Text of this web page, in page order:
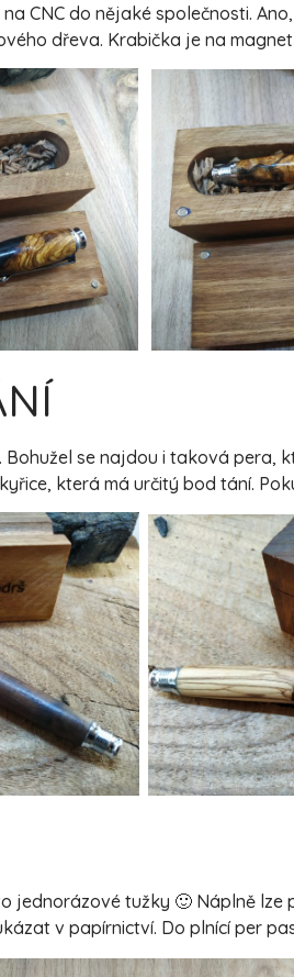
CNC do nějaké společnosti.
dřeva. Krabička je na
se najdou i taková pera,
která má určitý bod tání.
jednorázové tužky 🙂 Náplně
v papírnictví. Do plnící per